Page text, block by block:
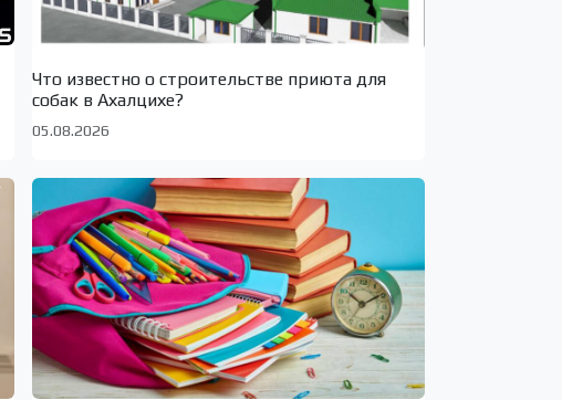
Что известно о строительстве приюта для
собак в Ахалцихе?
05.08.2026